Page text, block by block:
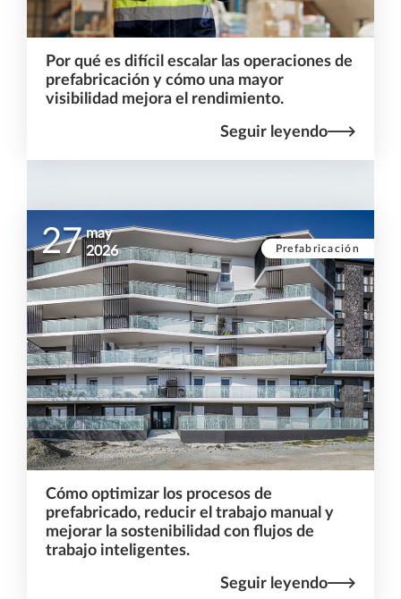
Por qué es difícil escalar las operaciones de
prefabricación y cómo una mayor
visibilidad mejora el rendimiento.
Seguir leyendo
Prefabricación
27 may
2026
Cómo optimizar los procesos de
prefabricado, reducir el trabajo manual y
mejorar la sostenibilidad con flujos de
trabajo inteligentes.
Seguir leyendo